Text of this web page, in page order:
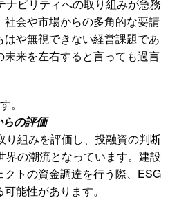
ナビリティへの取り組みが急務
社会や市場からの多角的な要請
や無視できない経営課題であ
未来を左右すると言っても過言
。
の評価
り組みを評価し、投融資の判断
界の潮流となっています。建設
トの資金調達を行う際、ESG
能性があります。